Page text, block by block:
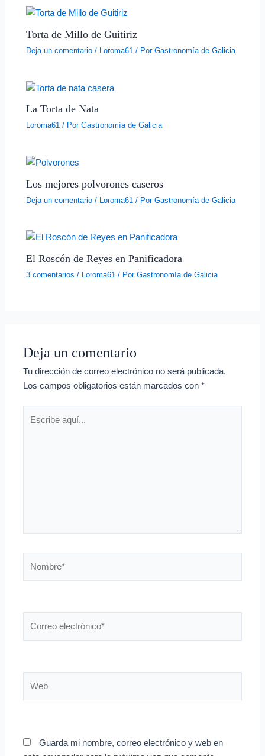
Torta de Millo de Guitiriz
Deja un comentario / Loroma61 / PorGastronomía de Galicia
La Torta de Nata
Loroma61 / PorGastronomía de Galicia
Los mejores polvorones caseros
Deja un comentario / Loroma61 / PorGastronomía de Galicia
El Roscón de Reyes en Panificadora
3 comentarios / Loroma61 / PorGastronomía de Galicia
Deja un comentario
Tu dirección de correo electrónico no será publicada.
Los campos obligatorios están marcados con*
Guarda mi nombre, correo electrónico y web en